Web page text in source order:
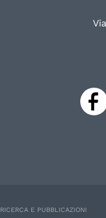
RICERCA E PUBBLICAZIONI